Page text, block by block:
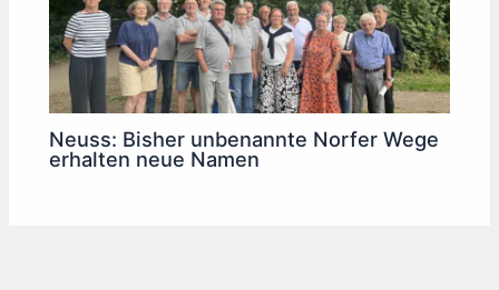
Neuss: Bisher unbenannte Norfer Wege
erhalten neue Namen